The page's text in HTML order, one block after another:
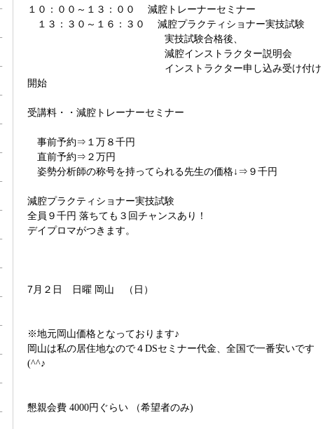
１０：００～１３：００ 減腔トレーナーセミナー
１３：３０～１６：３０ 減腔プラクティショナー実技試験
実技試験合格後、
減腔インストラクター説明会
インストラクター申し込み受け付け
開始
受講料・・減腔トレーナーセミナー
事前予約⇒１万８千円
直前予約⇒２万円
姿勢分析師の称号を持ってられる先生の価格↓⇒９千円
減腔プラクティショナー実技試験
全員９千円 落ちても３回チャンスあり！
デイプロマがつきます。
7月２日 日曜 岡山 （日）
※地元岡山価格となっております♪
岡山は私の居住地なので４DSセミナー代金、全国で一番安いです
(^^♪
懇親会費 4000円ぐらい （希望者のみ)